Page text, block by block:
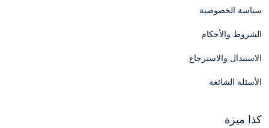
سياسة الخصوصية
الشروط والأحكام
الاستبدال والاسترجاع
الأسئلة الشائعة
كذا ميزة